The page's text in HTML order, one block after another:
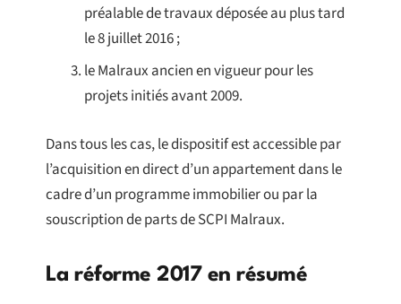
préalable de travaux déposée au plus tard
le 8 juillet 2016 ;
le Malraux ancien en vigueur pour les
projets initiés avant 2009.
Dans tous les cas, le dispositif est accessible par
l’acquisition en direct d’un appartement dans le
cadre d’un programme immobilier ou par la
souscription de parts de SCPI Malraux.
La réforme 2017 en résumé